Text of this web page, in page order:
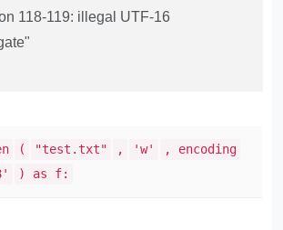
118-119: illegal UTF-16
( "test.txt" , 'w'
, encoding
) as f: